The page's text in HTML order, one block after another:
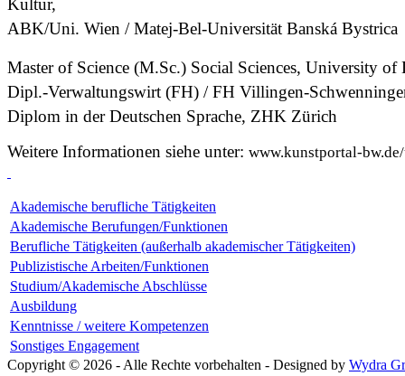
Kultur,
ABK/Uni. Wien / Matej-Bel-Universität Banská Bystrica
Master of Science (M.Sc.) Social Sciences, University of
Dipl.-Verwaltungswirt (FH) / FH Villingen-
Diplom in der Deutschen Sprache, ZHK Zürich
Weitere Informationen siehe unter: www.kunstportal-
Akademische berufliche Tätigkeiten
Akademische Berufungen/Funktionen
Berufliche Tätigkeiten (außerhalb akademischer Tätigkeiten)
Publizistische Arbeiten/Funktionen
Studium/Akademische Abschlüsse
Ausbildung
Kenntnisse / weitere Kompetenzen
Sonstiges Engagement
Copyright © 2026 - Alle Rechte vorbehalten - Designed by Wydra